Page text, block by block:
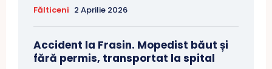
Fălticeni 2 Aprilie 2026
Accident la Frasin. Mopedist băut și
fără permis, transportat la spital